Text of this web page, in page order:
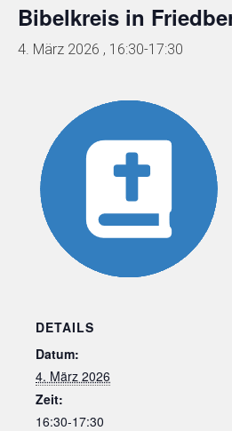
Bibelkreis in
4. März 2026 , 16:30-17:30
DETAILS
Datum:
4. März 2026
Zeit:
16:30-17:30